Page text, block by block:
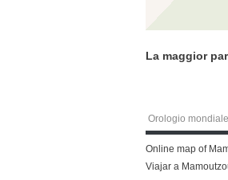
La maggior
Orologio mondiale
Online map of
Viajar a